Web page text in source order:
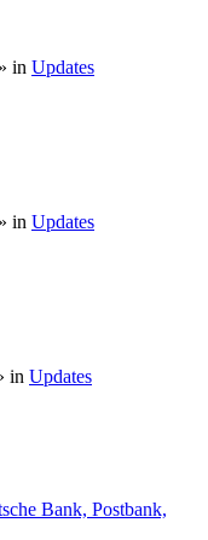
» in Updates
» in Updates
in Updates
Bank, Postbank,